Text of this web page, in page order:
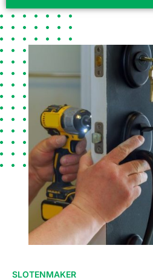
SLOTENMAKER